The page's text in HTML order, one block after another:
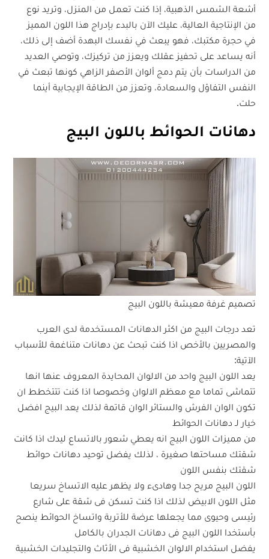
أشعة الشمس الذهبية، إذا كنت تعمل من المنزل، وتريد نوع
من الإنتاجية العالية، عليك الآن بالبدء بإدراج هذا اللون المميز
في حجرة مكتبك، فهو يبعث في نفسك البهدة أضف إلى ذلك،
أنه يساعد على تحفيز عقلك ويعزز من تركيزك، وتوصي العديد
من الدراسات بأن يتم دمج ألوان الأصفر الزاهي كونها تبعث في
النفس التفاؤل والسعادة، وتعزز من الطاقة الإيجابية أينما
حلت.
دهانات الحوائط باللون البيج
تصميم غرفة معيشة باللون البيج
تعد درجات البيج من اكثر الدهانات المستخدمة لدى العرب
والمصريين بالأخص اذا كنت تبحث عن دهانات متناغمة للأسباب
الآتية:
يعد اللون البيج واحد من الالوان المحايدة المعروف عنها انها
تتماشى تماما مع معظم الالوان وخصوصا اذا كنت تتتخطط ان
تكون الوان الفرش والستائر الوان قاتمة لذلك يعد البيج افضل
خيار لـ دهانات الحوائط
من مميزات اللون البيج انه يعطي شعور بالاتساع ليدك اذا كانت
شقتك مساحتها صغيرة ، لذلك يفضل توحيد دهانات حوائط
شقتك بنفس اللون
اللون البيج مريح جدا وهادىء ولا يظهر عليه الاتساخ سريعا
مثل اللون الابيض لذلك اذا كنت تسكن فى شقة على شارع
رئيسى وحيوى مما يجعلها عرضة للأتربة واتساخ الحوائط ينصح
بأستخدا اللون البيج فى دهانات الجدران بالكامل
يفضل استخدام الالوان الخشبية فى الأثاث والتجليدات الخشبية